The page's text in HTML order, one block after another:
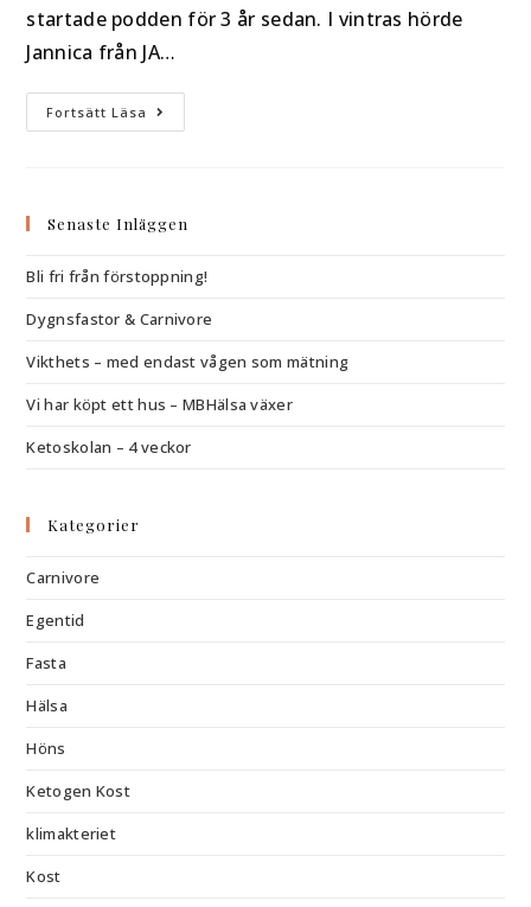
startade podden för 3 år sedan. I vintras hörde
Jannica från JA…
Fortsätt Läsa
Senaste Inläggen
Bli fri från förstoppning!
Dygnsfastor & Carnivore
Vikthets – med endast vågen som mätning
Vi har köpt ett hus – MBHälsa växer
Ketoskolan – 4 veckor
Kategorier
Carnivore
Egentid
Fasta
Hälsa
Höns
Ketogen Kost
klimakteriet
Kost